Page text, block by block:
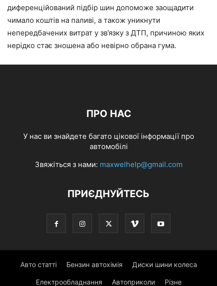
диференційований підбір шин допоможе заощадити
чимало коштів на паливі, а також уникнути
непередбачених витрат у зв’язку з ДТП, причиною яких
нерідко стає зношена або невірно обрана гума.
ПРО НАС
У нас ви знайдете багато цікової інформації про
автомобілі
Звяжіться з нами: maxwelhelp@gmail.com
ПРИЄДНУЙТЕСЬ
Авто статті Бензин автохімія Диски шини колеса
Електрообладнання Автоприколи Різне